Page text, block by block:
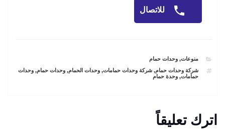
للاتصال
CATEGORIES
منوعات,وحدات حمام
TAGS
شركة وحدات حمام,شركة وحدات حمامات,وحدات الحمام,وحدات حمام,وحدات
حمامات,وحدة حمام
اترك تعليقاً